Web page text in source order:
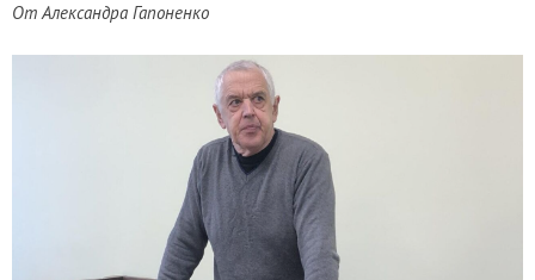
От Александра Гапоненко